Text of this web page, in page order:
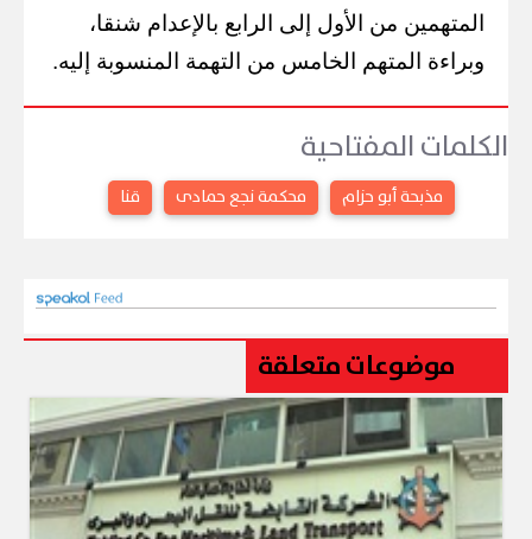
المتهمين من الأول إلى الرابع بالإعدام شنقا،
وبراءة المتهم الخامس من التهمة المنسوبة إليه.
الكلمات المفتاحية
مذبحة أبو حزام محكمة نجع حمادى قنا
موضوعات متعلقة